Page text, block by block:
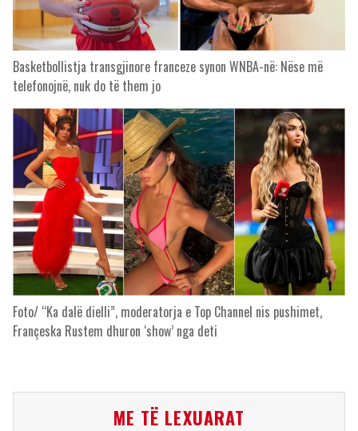
Basketbollistja transgjinore franceze synon WNBA-në: Nëse më
telefonojnë, nuk do të them jo
Foto/ “Ka dalë dielli”, moderatorja e Top Channel nis pushimet,
Françeska Rustem dhuron ‘show’ nga deti
ME TË LEXUARAT